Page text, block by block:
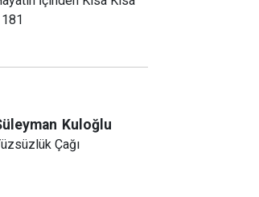
Kuloğlu
Çağı